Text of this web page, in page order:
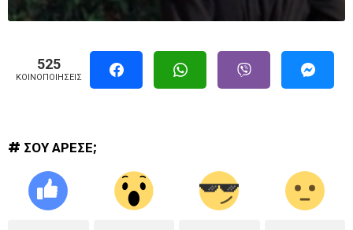
525
ΚΟΙΝΟΠΟΙΉΣΕΙΣ
# ΣΟΥ ΑΡΕΣΕ;